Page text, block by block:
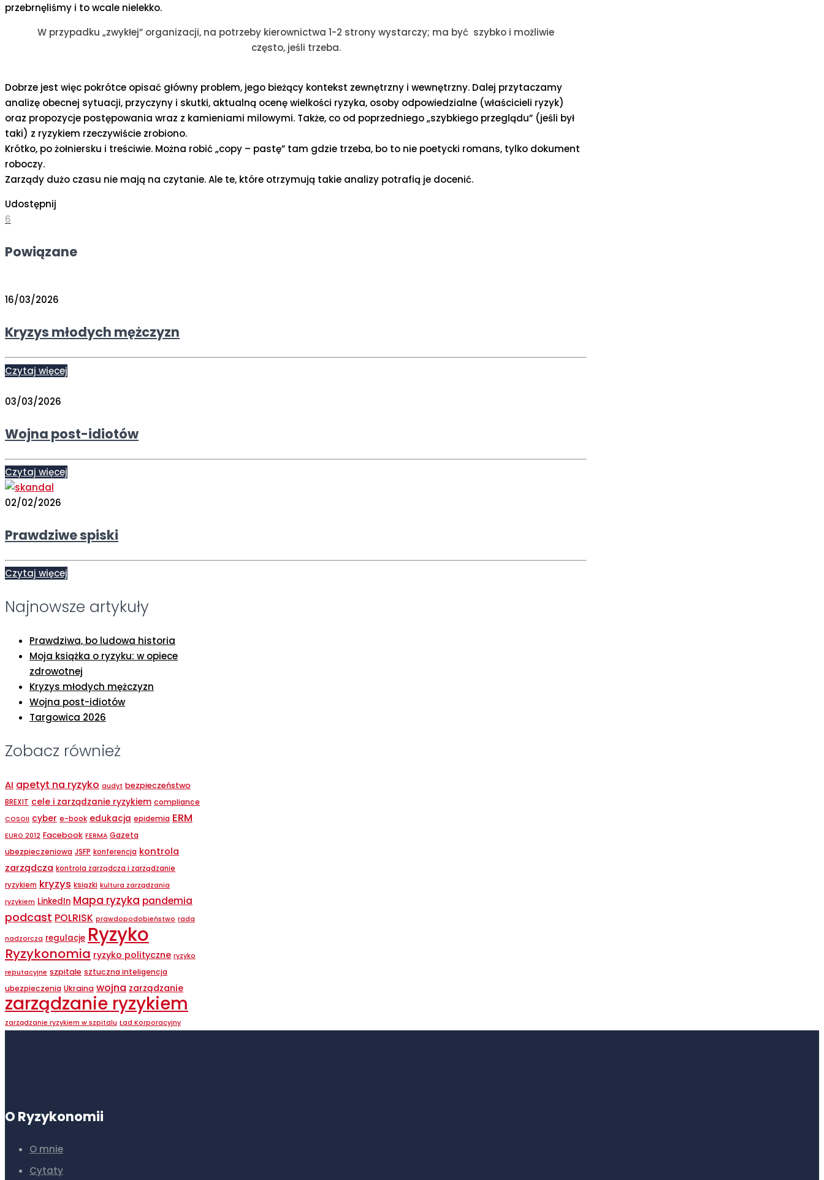
przebrnęliśmy i to wcale nielekko.
W przypadku „zwykłej” organizacji, na potrzeby kierownictwa 1-2 strony wystarczy; ma być szybko i możliwie
często, jeśli trzeba.
Dobrze jest więc pokrótce opisać główny problem, jego bieżący kontekst zewnętrzny i wewnętrzny. Dalej przytaczamy
analizę obecnej sytuacji, przyczyny i skutki, aktualną ocenę wielkości ryzyka, osoby odpowiedzialne (właścicieli ryzyk)
oraz propozycje postępowania wraz z kamieniami milowymi. Także, co od poprzedniego „szybkiego przeglądu” (jeśli był
taki) z ryzykiem rzeczywiście zrobiono.
Krótko, po żołniersku i treściwie. Można robić „copy – pastę” tam gdzie trzeba, bo to nie poetycki romans, tylko dokument
roboczy.
Zarządy dużo czasu nie mają na czytanie. Ale te, które otrzymują takie analizy potrafią je docenić.
Udostępnij
6
Powiązane
16/03/2026
Kryzys młodych mężczyzn
Czytaj więcej
03/03/2026
Wojna post-idiotów
Czytaj więcej
02/02/2026
Prawdziwe spiski
Czytaj więcej
Najnowsze artykuły
Prawdziwa, bo ludowa historia
Moja książka o ryzyku: w opiece
zdrowotnej
Kryzys młodych mężczyzn
Wojna post-idiotów
Targowica 2026
Zobacz również
AI apetyt na ryzyko audyt bezpieczeństwo
BREXIT cele i zarządzanie ryzykiem compliance
COSOII cyber e-book edukacja epidemia ERM
EURO 2012 Facebook FERMA Gazeta
ubezpieczeniowa JSFP konferencja kontrola
zarządcza kontrola zarządcza i zarządzanie
ryzykiem kryzys ksiązki kultura zarządzania
ryzykiem LinkedIn Mapa ryzyka pandemia
podcast POLRISK prawdopodobieństwo rada
nadzorcza regulacje Ryzyko
Ryzykonomia ryzyko polityczne ryzyko
reputacyjne szpitale sztuczna inteligencja
ubezpieczenia Ukraina wojna zarządzanie
zarządzanie ryzykiem
zarządzanie ryzykiem w szpitalu Ład Korporacyjny
O Ryzykonomii
O mnie
Cytaty